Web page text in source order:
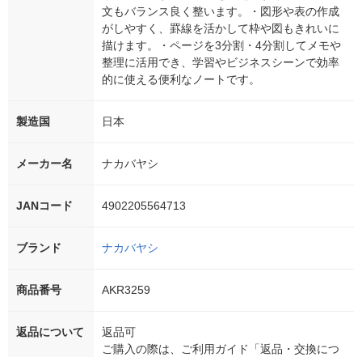
文もバランス良く整います。・図形や表の作成
がしやすく、罫線を活かして枠や図もきれいに
描けます。・ページを3分割・4分割してメモや
整理に活用でき、学習やビジネスシーンで効率
的に使える便利なノートです。
製造国 日本
メーカー名 ナカバヤシ
JANコード 4902205564713
ブランド ナカバヤシ
商品番号 AKR3259
返品について
返品可
ご購入の際は、ご利用ガイド「返品・交換につ